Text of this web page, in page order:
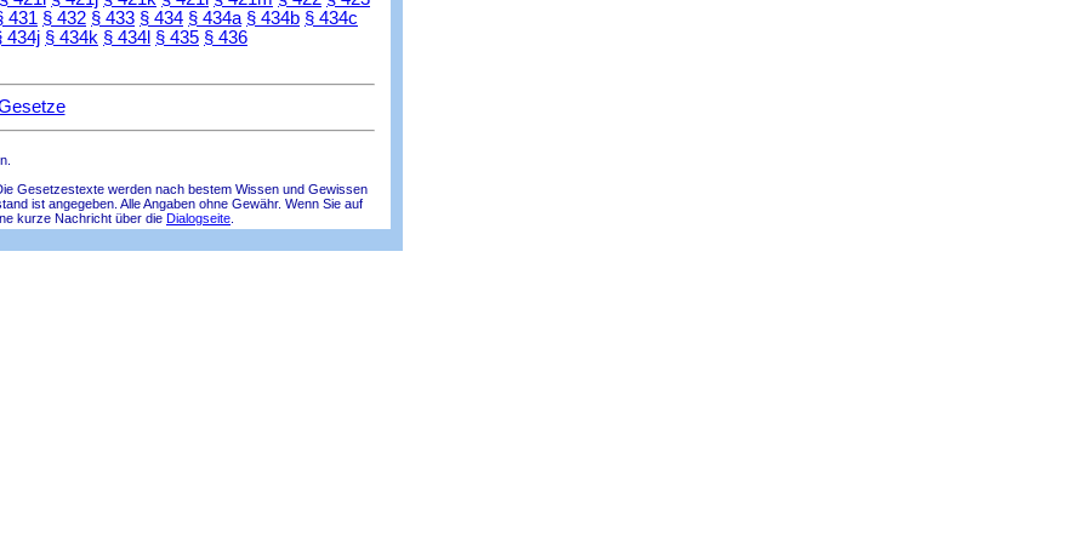
431 § 432 § 433 § 434 § 434a § 434b § 434c
434j § 434k § 434l § 435 § 436
Gesetzestexte werden nach bestem Wissen und Gewissen
ist angegeben. Alle Angaben ohne Gewähr. Wenn Sie auf
kurze Nachricht über die Dialogseite